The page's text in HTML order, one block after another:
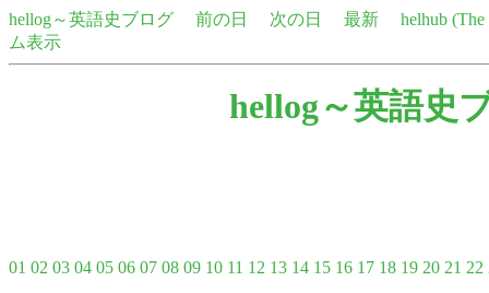
hellog～英語史ブログ 前の日 次の日 最新
helhub
ム表示
hellog～英語史
01 02 03 04 05 06 07 08 09 10 11 12 13 14 15 16 17 18 19 20 21 22